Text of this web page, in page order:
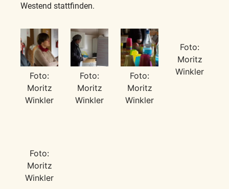
Westend stattfinden.
Foto:
Moritz
Winkler
Foto:
Moritz
Winkler
Foto:
Moritz
Winkler
Foto:
Moritz
Winkler
Foto:
Moritz
Winkler